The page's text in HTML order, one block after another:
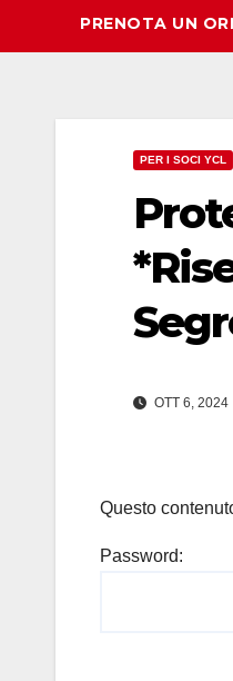
PRENOTA UN
PER I SOCI YCL
OTT 6, 2024
Questo
Password: